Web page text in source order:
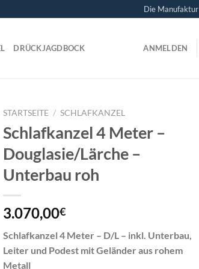
Die Manufaktur
DRÜCKJAGDBOCK ANMELDEN
STARTSEITE / SCHLAFKANZEL
Schlafkanzel 4 Meter –
Douglasie/Lärche –
Unterbau roh
3.070,00€
Schlafkanzel 4 Meter – D/L – inkl. Unterbau,
Leiter und Podest mit Geländer aus rohem
Metall